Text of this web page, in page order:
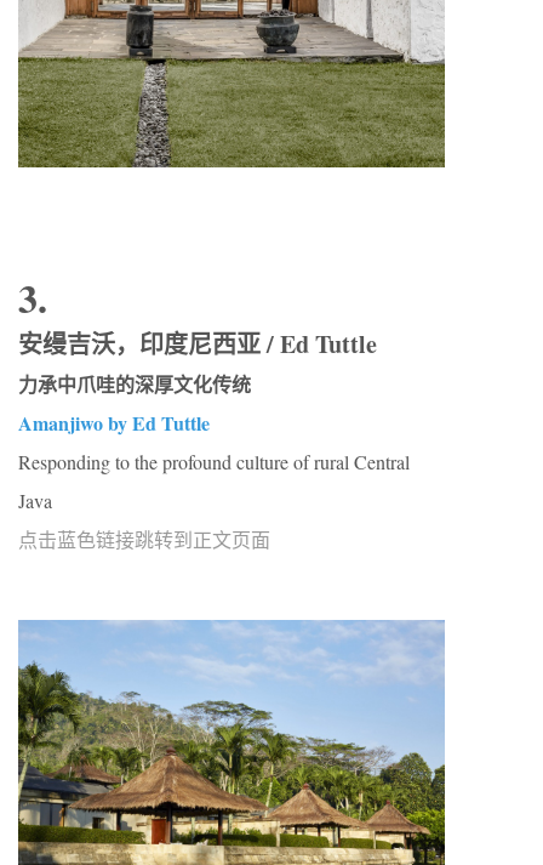
3.
安缦吉沃，印度尼西亚 / Ed Tuttle
力承中爪哇的深厚文化传统
Amanjiwo by Ed Tuttle
Responding to the profound culture of rural Central
Java
点击蓝色链接跳转到正文页面